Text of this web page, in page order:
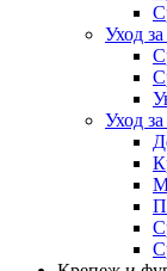
Уход
Уход